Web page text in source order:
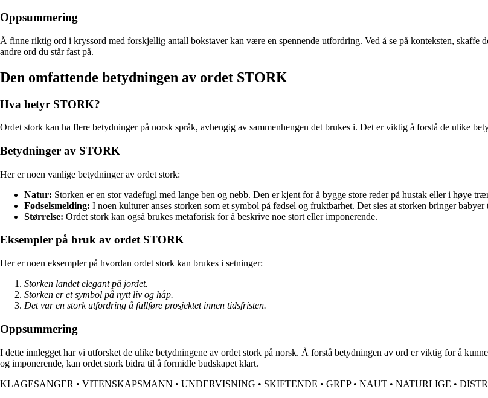
Oppsummering
Å finne riktig ord i kryssord med forskjellig antall bokstaver kan være en spennende utfordring. Ved å se på konteksten,
andre ord du står fast på.
Den omfattende betydningen av ordet STORK
Hva betyr STORK?
Ordet stork kan ha flere betydninger på norsk språk, avhengig av sammenhengen det brukes i. Det er viktig å forstå de ulike
Betydninger av STORK
Her er noen vanlige betydninger av ordet stork:
Natur: Storken er en stor vadefugl med lange ben og nebb. Den er kjent for å bygge store reder på hustak eller i høye
Fødselsmelding: I noen kulturer anses storken som et symbol på fødsel og fruktbarhet. Det sies at storken bringer babyer
Størrelse: Ordet stork kan også brukes metaforisk for å beskrive noe stort eller imponerende.
Eksempler på bruk av ordet STORK
Her er noen eksempler på hvordan ordet stork kan brukes i setninger:
Storken landet elegant på jordet.
Storken er et symbol på nytt liv og håp.
Det var en stork utfordring å fullføre prosjektet innen tidsfristen.
Oppsummering
I dette innlegget har vi utforsket de ulike betydningene av ordet stork på norsk. Å forstå betydningen av ord er viktig for å
og imponerende, kan ordet stork bidra til å formidle budskapet klart.
KLAGESANGER • VITENSKAPSMANN • UNDERVISNING • SKIFTENDE • GREP• NAUT • NATURLIGE •